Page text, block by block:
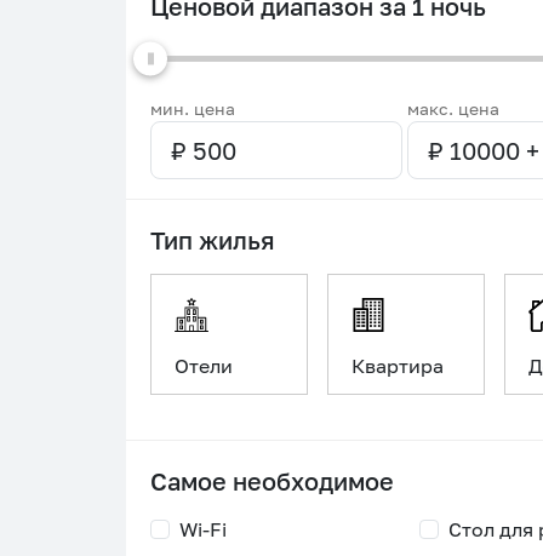
Ценовой диапазон за 1 ночь
мин. цена макс. цена
Тип жилья
Отели Квартира
Самое необходимое
Wi-Fi
Стол для